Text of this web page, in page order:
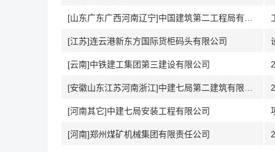
[江苏]连云港新东方国际货柜码头有限公司
[云南]中铁建工集团第三建设有限公司
[河南其它]中建七局安装工程有限公司
[河南]郑州煤矿机械集团有限责任公司